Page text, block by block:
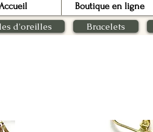
Boutique en ligne
d'oreilles Bracelets